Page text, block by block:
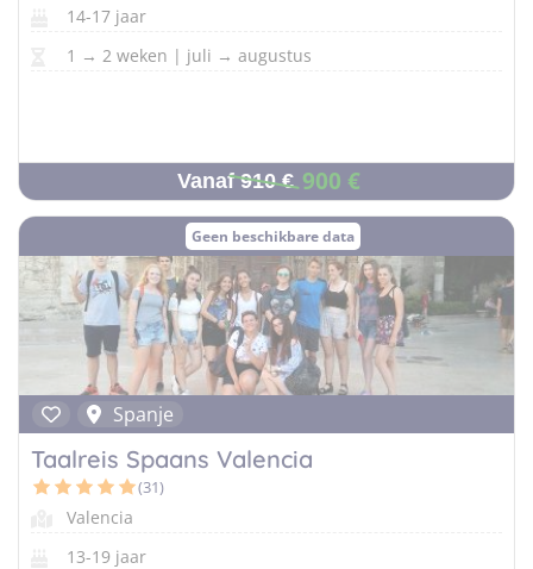
14-17 jaar
1 → 2 weken | juli → augustus
Vanaf 910 € 900 €
Geen beschikbare data
Spanje
Taalreis Spaans Valencia
(31)
Valencia
13-19 jaar